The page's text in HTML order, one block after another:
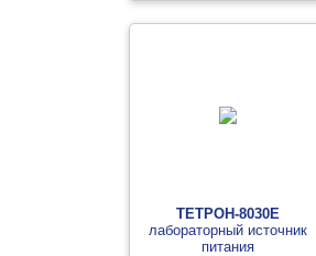
ТЕТРОН-8030Е
лабораторный источник
питания